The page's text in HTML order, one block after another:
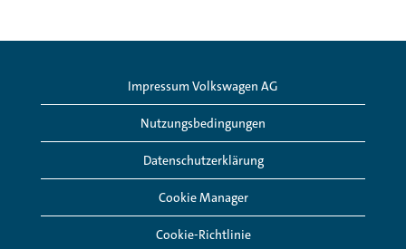
Impressum Volkswagen AG
Nutzungsbedingungen
Datenschutzerklärung
Cookie Manager
Cookie-Richtlinie